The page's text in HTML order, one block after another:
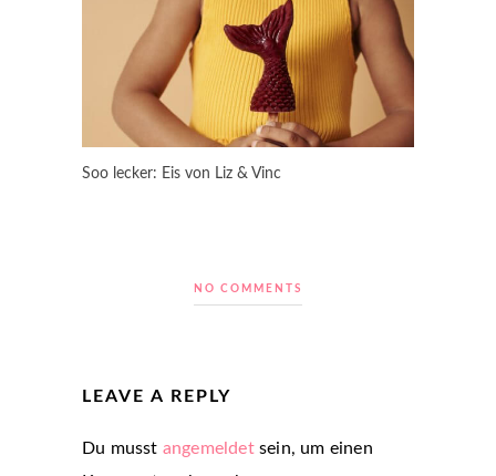
Soo lecker: Eis von Liz & Vinc
NO COMMENTS
LEAVE A REPLY
Du musst angemeldetsein, um einen